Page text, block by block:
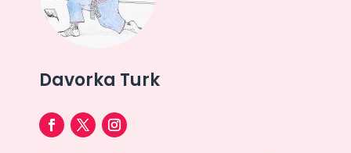
Davorka Turk